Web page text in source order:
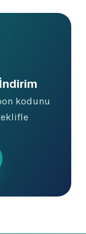
kodunu